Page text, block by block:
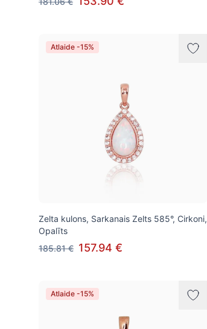
Atlaide -15%
Zelta kulons, Sarkanais Zelts 585°, Cirkoni,
Opalīts
185.81 € 157.94 €
Atlaide -15%